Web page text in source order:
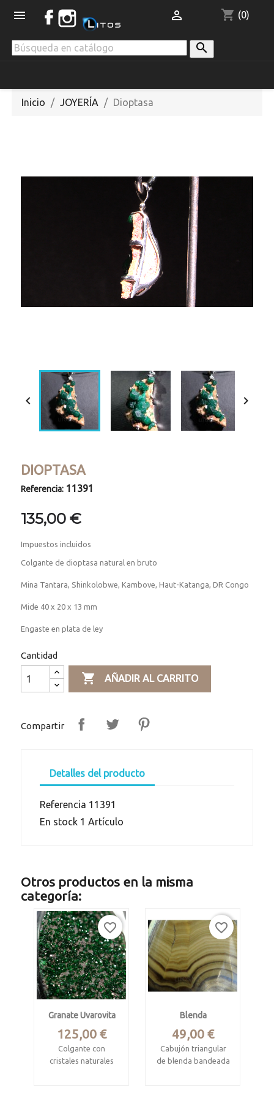
 shopping_cart (0)


Inicio JOYERÍA Dioptasa
 
DIOPTASA
Referencia: 11391
135,00 €
Impuestos incluidos
Colgante de dioptasa natural en bruto
Mina Tantara, Shinkolobwe, Kambove, Haut-Katanga, DR Congo
Mide 40 x 20 x 13 mm
Engaste en plata de ley
Cantidad
 AÑADIR AL CARRITO
Compartir
Detalles del producto
Referencia 11391
En stock 1 Artículo
Otros productos en la misma
categoría:
Granate Uvarovita
Precio
125,00 €
Colgante con
cristales naturales
favorite_border
Blenda
Precio
49,00 €
Cabujón triangular
de blenda bandeada
favorite_border